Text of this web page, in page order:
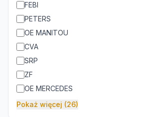
FEBI
PETERS
OE MANITOU
CVA
SRP
ZF
OE MERCEDES
Pokaż więcej (26)